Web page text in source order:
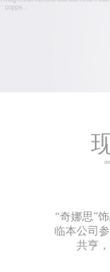
“奇娜思”
临本公司
共亨